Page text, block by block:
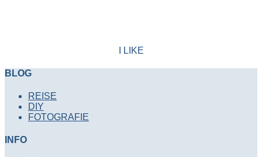
I LIKE
BLOG
REISE
DIY
FOTOGRAFIE
INFO